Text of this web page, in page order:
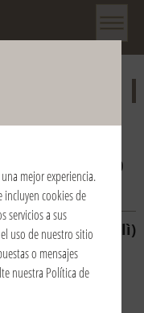
2010
| Cesena (Forlì)
vivente è
Fondazione del
mejor experiencia.
incluyen cookies de
servicios a sus
uso de nuestro sitio
o mensajes
nuestra Política de